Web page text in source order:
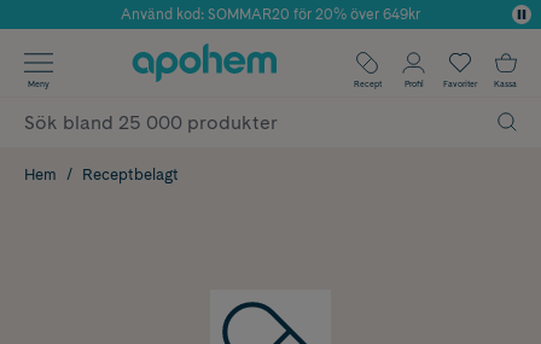
Årets Butik 2025 inom Skönhet
Använd kod: SOMMAR20 för 20% över 649kr
✓ Fri frakt
✓ Poäng på alla köp*
Meny Recept Profil Favoriter Kassa
Hem Receptbelagt